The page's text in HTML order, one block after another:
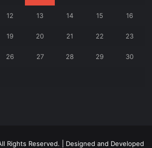
12 13 14 15 16
19 20 21 22 23
26 27 28 29 30
Rights Reserved. | Designed and Developed